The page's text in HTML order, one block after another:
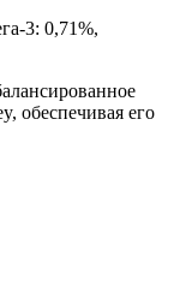
3: 0,71%,
обеспечивая его